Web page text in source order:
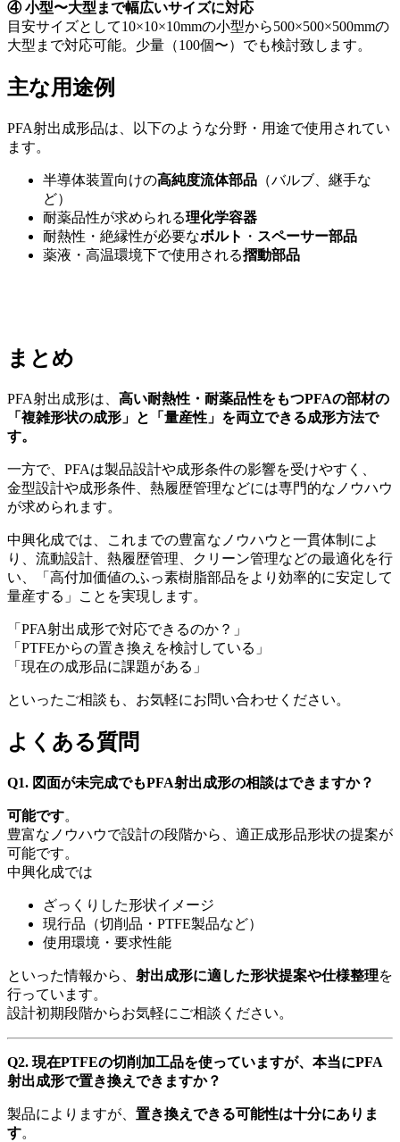
④ 小型〜大型まで幅広いサイズに対応
目安サイズとして10×10×10mmの小型から500×500×500mmの
大型まで対応可能。少量（100個〜）でも検討致します。
主な用途例
PFA射出成形品は、以下のような分野・用途で使用されてい
ます。
半導体装置向けの高純度流体部品 （バルブ、継手な
ど）
耐薬品性が求められる理化学容器
耐熱性・絶縁性が必要なボルト ・ スペーサー部品
薬液・高温環境下で使用される摺動部品
まとめ
PFA射出成形は、 高い耐熱性・耐薬品性をもつPFAの部材の
「複雑形状の成形」と「量産性」を両立できる成形方法で
す。
一方で、 PFAは製品設計や成形条件の影響を受けやすく、
金型設計や成形条件、熱履歴管理などには専門的なノウハウ
が求められます。
中興化成では、これまでの豊富なノウハウと一貫体制によ
り、流動設計、熱履歴管理、クリーン管理などの最適化を行
い、「高付加価値のふっ素樹脂部品をより効率的に安定して
量産する」ことを実現します。
「 PFA射出成形で対応できるのか？」
「 PTFEからの置き換えを検討している」
「現在の成形品に課題がある」
といったご相談も、お気軽にお問い合わせください。
よくある質問
Q1. 図面が未完成でもPFA射出成形の相談はできますか？
可能です。
豊富なノウハウで設計の段階から、適正成形品形状の提案が
可能です。
中興化成では
ざっくりした形状イメージ
現行品（切削品・ PTFE製品など）
使用環境・要求性能
といった情報から、 射出成形に適した形状提案や仕様整理を
行っています。
設計初期段階からお気軽にご相談ください。
Q2. 現在PTFEの切削加工品を使っていますが、本当にPFA
射出成形で置き換えできますか？
製品によりますが、 置き換えできる可能性は十分にありま
す。